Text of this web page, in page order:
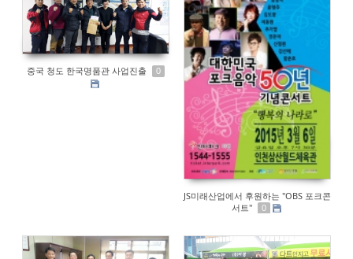
중국 청도 한국명품관 사업진출 0
JS미래산업에서 후원하는 "OBS 포크콘
서트"
0